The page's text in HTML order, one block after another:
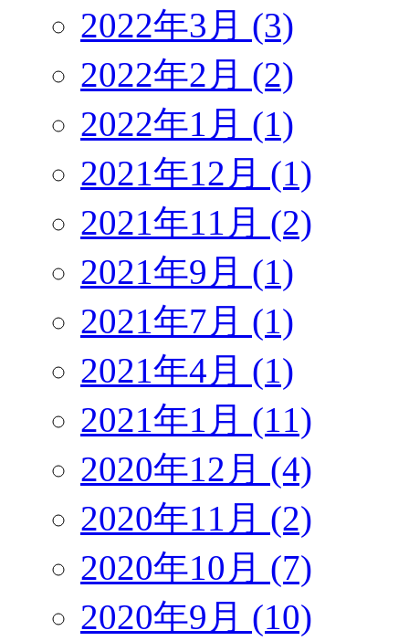
2022年3月 (3)
2022年2月 (2)
2022年1月 (1)
2021年12月 (1)
2021年11月 (2)
2021年9月 (1)
2021年7月 (1)
2021年4月 (1)
2021年1月 (11)
2020年12月 (4)
2020年11月 (2)
2020年10月 (7)
2020年9月 (10)